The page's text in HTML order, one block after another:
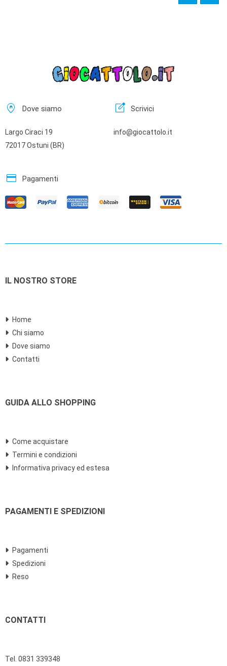
home_pin Dove siamo
Largo Ciraci 19
72017 Ostuni (BR)
edit_square Scrivici
info@giocattolo.it
credit_card Pagamenti
IL NOSTRO STORE
Home
Chi siamo
Dove siamo
Contatti
GUIDA ALLO SHOPPING
Come acquistare
Termini e condizioni
Informativa privacy ed estesa
PAGAMENTI E SPEDIZIONI
Pagamenti
Spedizioni
Reso
CONTATTI
Tel. 0831 339348